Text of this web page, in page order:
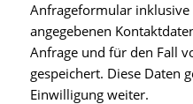
Anfrageformular
angegebenen
Anfrage und für den Fall
gespeichert. Diese Daten
Einwilligung weiter.